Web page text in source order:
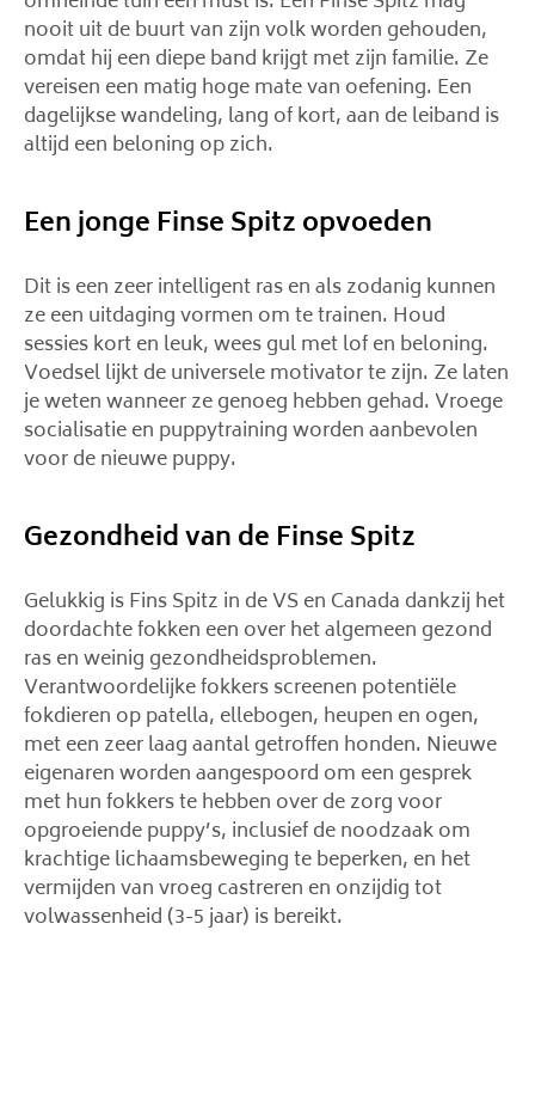
nooit uit de buurt van zijn volk worden gehouden,
omdat hij een diepe band krijgt met zijn familie. Ze
vereisen een matig hoge mate van oefening. Een
dagelijkse wandeling, lang of kort, aan de leiband is
altijd een beloning op zich.
Een jonge Finse Spitz opvoeden
Dit is een zeer intelligent ras en als zodanig kunnen
ze een uitdaging vormen om te trainen. Houd
sessies kort en leuk, wees gul met lof en beloning.
Voedsel lijkt de universele motivator te zijn. Ze laten
je weten wanneer ze genoeg hebben gehad. Vroege
socialisatie en puppytraining worden aanbevolen
voor de nieuwe puppy.
Gezondheid van de Finse Spitz
Gelukkig is Fins Spitz in de VS en Canada dankzij het
doordachte fokken een over het algemeen gezond
ras en weinig gezondheidsproblemen.
Verantwoordelijke fokkers screenen potentiële
fokdieren op patella, ellebogen, heupen en ogen,
met een zeer laag aantal getroffen honden. Nieuwe
eigenaren worden aangespoord om een ​​gesprek
met hun fokkers te hebben over de zorg voor
opgroeiende puppy’s, inclusief de noodzaak om
krachtige lichaamsbeweging te beperken, en het
vermijden van vroeg castreren en onzijdig tot
volwassenheid (3-5 jaar) is bereikt.